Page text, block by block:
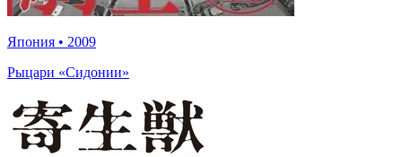
Япония • 2009
Рыцари «Сидонии»